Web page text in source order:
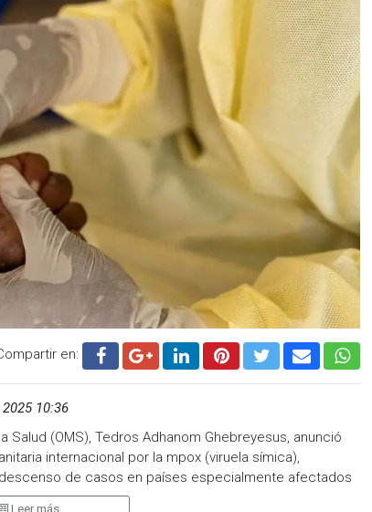
en:
10:36
(OMS), Tedros Adhanom Ghebreyesus, anunció
internacional por la mpox (viruela símica),
de casos en países especialmente afectados
Sierra Leona y Uganda.
Leer más